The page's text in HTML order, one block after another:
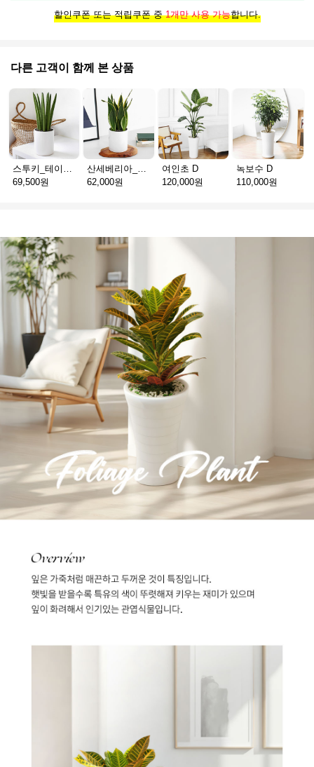
할인쿠폰 또는 적립쿠폰 중1개만 사용 가능합니다.
다른 고객이 함께 본 상품
69,500원
62,000원
여인초 D
120,000원
녹보수 D
110,000원